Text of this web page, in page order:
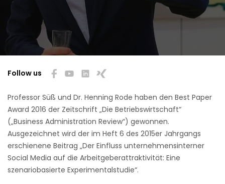
Follow us
Professor Süß und Dr. Henning Rode haben den Best Paper
Award 2016 der Zeitschrift „Die Betriebswirtschaft“
(„Business Administration Review“) gewonnen.
Ausgezeichnet wird der im Heft 6 des 2015er Jahrgangs
erschienene Beitrag „Der Einfluss unternehmensinterner
Social Media auf die Arbeitgeberattraktivität: Eine
szenariobasierte Experimentalstudie“.